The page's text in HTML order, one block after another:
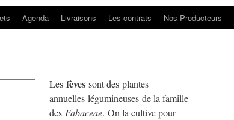
Agenda Livraisons Les contrats Nos Producteurs
Les fèves sont des plantes
annuelles légumineuses de la famille
des Fabaceae. On la cultive pour